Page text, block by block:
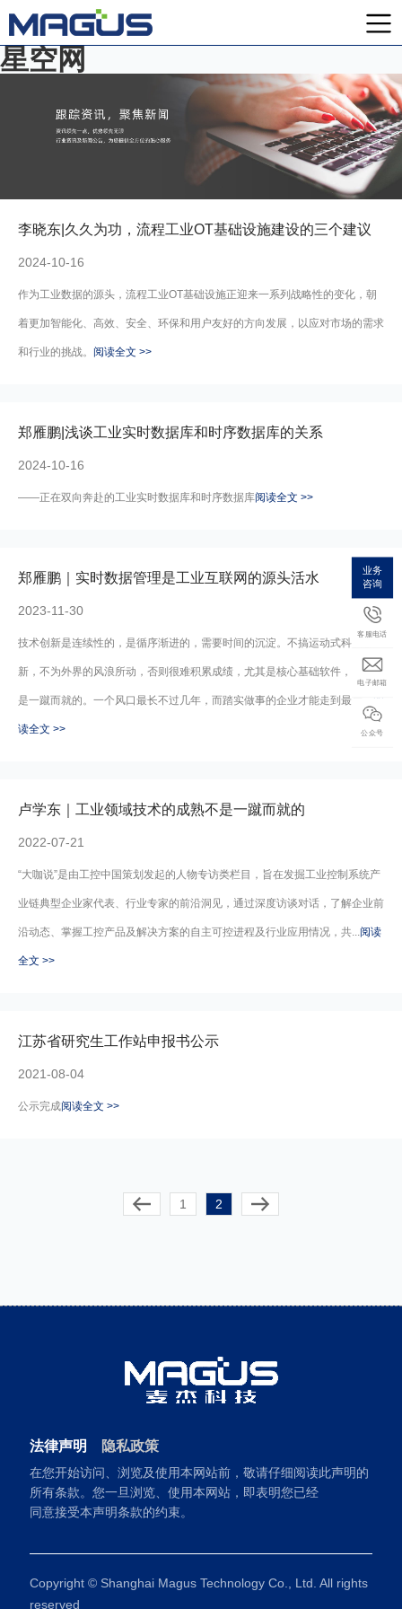
星空网
李晓东|久久为功，流程工业OT基础设施建设的三个建议
2024-10-16
作为工业数据的源头，流程工业OT基础设施正迎来一系列战略性的变化，朝
着更加智能化、高效、安全、环保和用户友好的方向发展，以应对市场的需求
和行业的挑战。 阅读全文 >>
郑雁鹏|浅谈工业实时数据库和时序数据库的关系
2024-10-16
——正在双向奔赴的工业实时数据库和时序数据库阅读全文 >>
郑雁鹏｜实时数据管理是工业互联网的源头活水
2023-11-30
技术创新是连续性的，是循序渐进的，需要时间的沉淀。不搞运动式科技创
新，不为外界的风浪所动，否则很难积累成绩，尤其是核心基础软件，不可能
是一蹴而就的。一个风口最长不过几年，而踏实做事的企业才能走到最后。 阅
读全文 >>
卢学东｜工业领域技术的成熟不是一蹴而就的
2022-07-21
“大咖说”是由工控中国策划发起的人物专访类栏目，旨在发掘工业控制系统产
业链典型企业家代表、行业专家的前沿洞见，通过深度访谈对话，了解企业前
沿动态、掌握工控产品及解决方案的自主可控进程及行业应用情况，共...阅读
全文 >>
江苏省研究生工作站申报书公示
2021-08-04
公示完成阅读全文 >>
1 2
业务
咨询
客服电话
电子邮箱
公众号
法律声明 隐私政策
在您开始访问、浏览及使用本网站前，敬请仔细阅读此声明的
所有条款。您一旦浏览、使用本网站，即表明您已经
同意接受本声明条款的约束。
Copyright © Shanghai Magus Technology Co., Ltd. All rights
reserved